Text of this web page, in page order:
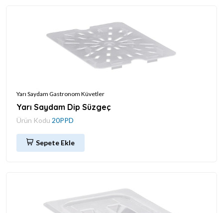
Yarı Saydam Gastronom Küvetler
Yarı Saydam Dip Süzgeç
Ürün Kodu 20PPD
Sepete Ekle